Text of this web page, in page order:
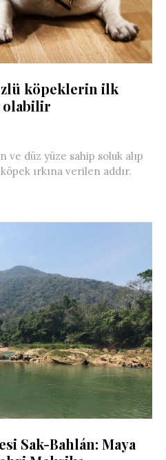
köpeklerin ilk
olabilir
ve düz yüze sahip soluk alıp
ırkına verilen addır.
Sak-Bahlán: Maya